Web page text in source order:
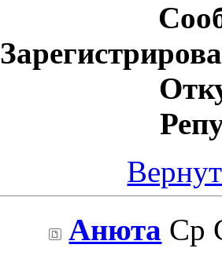
Анюта Ср